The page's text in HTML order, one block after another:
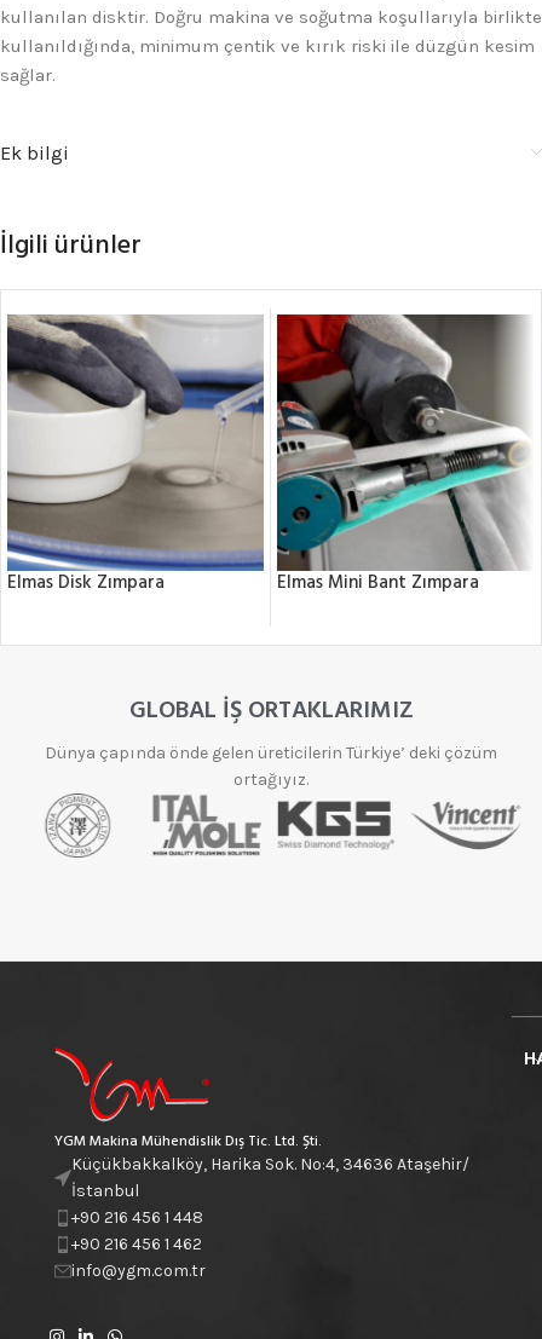
kullanılan disktir. Doğru makina ve soğutma koşullarıyla birlikte
kullanıldığında, minimum çentik ve kırık riski ile düzgün kesim
sağlar.
Ek bilgi
İlgili ürünler
Elmas Disk Zımpara Elmas Mini Bant Zımpara
GLOBAL İŞ ORTAKLARIMIZ
Dünya çapında önde gelen üreticilerin Türkiye’ deki çözüm
ortağıyız.
YGM Makina Mühendislik Dış Tic. Ltd. Şti.
Küçükbakkalköy, Harika Sok. No:4, 34636 Ataşehir/
İstanbul
+90 216 456 1 448
+90 216 456 1 462
info@ygm.com.tr